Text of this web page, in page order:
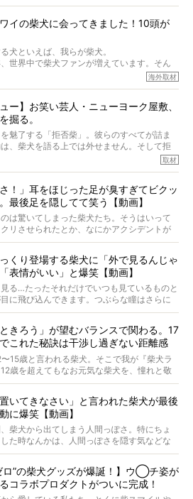
れぞれの個体を見ていくと、丈夫で病気にも
は言えないような気もするのです。
ならない」などということはないし、飼い
やるべきことがある。
に関わる方たちすべてに読んで欲しい、ある
了承を得て編集しています
メージです
の感想であり、効果・効能を示すものではありません
ワイの柴犬に会ってきました！10頭が
犬といえば、我らが柴犬。
世界中で柴犬ファンが増えています。そん
イフ」が目をつけたのは、南の楽園ハワイ。
きつけ、今回はハワイの柴犬たちを取材して
海外取材
ー】お笑い芸人・ニューヨーク屋敷、
掘る。
魅了する「拒否柴」。彼らのすべてが詰ま
、柴犬を語る上では外せません。そして拒
で話題になるのは、“映える”ことも理由のひと
か。
始めた、お笑いコンビ「ニューヨーク」の
に、拒否柴を掘っていただきました！ イン
せてご覧ください。
取材
さ！」耳をほじった足が臭すぎてビクッ
最後足を隠してて笑う【動画】
は驚いてしまった柴犬たち。そうはいって
リさせられたとか、なにかアクシデントが
ういうことが原因ではありません。全ての
くり登場する柴犬に「外で見るんじゃ
表情がいい」と爆笑【動画】
る…たったそれだけでいつも見ているものと
に飛び込んできます。つぶらな瞳はさらに
モフモフのお顔はさらにモフモフに見えま
ときろう」が望むバランスで関わる。17
これた秘訣は干渉し過ぎない距離感
15歳と言われる柴犬。そこで我が『柴犬ラ
歳を超えてもなお元気な柴犬を、憧れと敬
ジェンド柴”と呼んでいます。 この特集で
その元気の秘訣や、老犬と暮らすうえで大切
、オーナーさんに語っていただきます。今
たのは、17歳のときろうくん。小さい頃か
ため、何でも食べさせてきたということで
置いてきなさい」と言われた柴犬が最後
に爆笑【動画】
柴犬から出てしまう人間っぽさ。特にちょ
た時なんかは、人間っぽさを隠す気などな
す。もしかして本当の本当は、中身は人間
ロ”の柴犬グッズが爆誕！】ウ◯チ姿が
コラボプロダクトがついに完成！